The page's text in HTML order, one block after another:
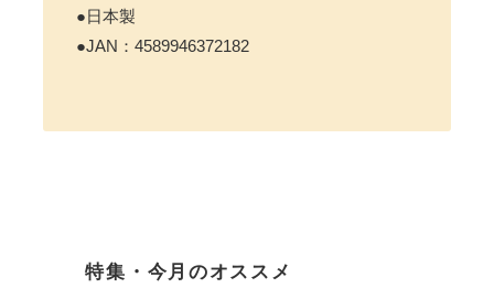
●日本製
●JAN：4589946372182
特集・今月のオススメ